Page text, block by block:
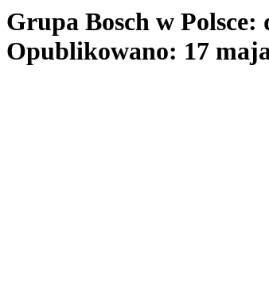
Grupa Bosch w
Opublikowano: 17